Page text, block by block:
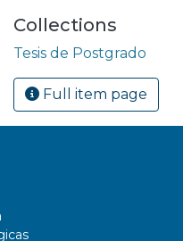
Collections
Tesis de Postgrado
Full item page